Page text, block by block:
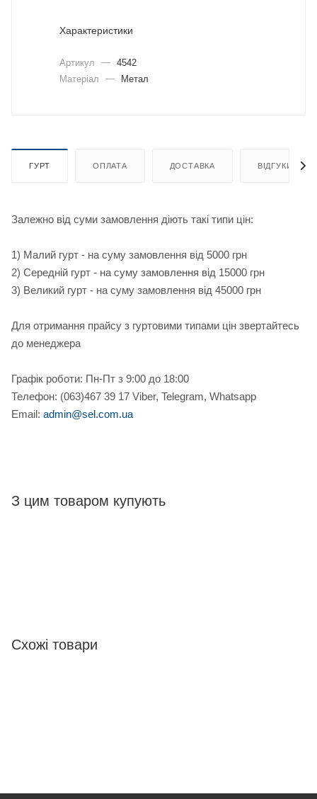
Характеристики
Артикул — 4542
Матеріал
— Метал
ГУРТ ОПЛАТА ДОСТАВКА ВІДГУКИ
Залежно від суми замовлення діють такі типи цін:
1) Малий гурт - на суму замовлення від 5000 грн
2) Середній гурт - на суму замовлення від 15000 грн
3) Великий гурт - на суму замовлення від 45000 грн
Для отримання прайсу з гуртовими типами цін звертайтесь
до менеджера
Графік роботи: Пн-Пт з 9:00 до 18:00
Телефон: (063)467 39 17 Viber, Telegram, Whatsapp
Email: admin@sel.com.ua
З цим товаром купують
Схожі товари